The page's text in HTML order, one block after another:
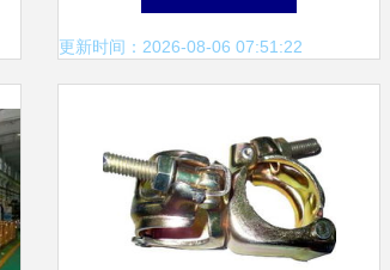
通与泓尔配件
更新时间：2026-08-06 07:51:22